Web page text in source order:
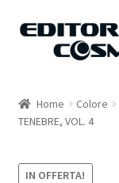
Vai
Vai
Catalogo
Carrello
Home Colore
TENEBRE, VOL. 4
IN OFFERTA!